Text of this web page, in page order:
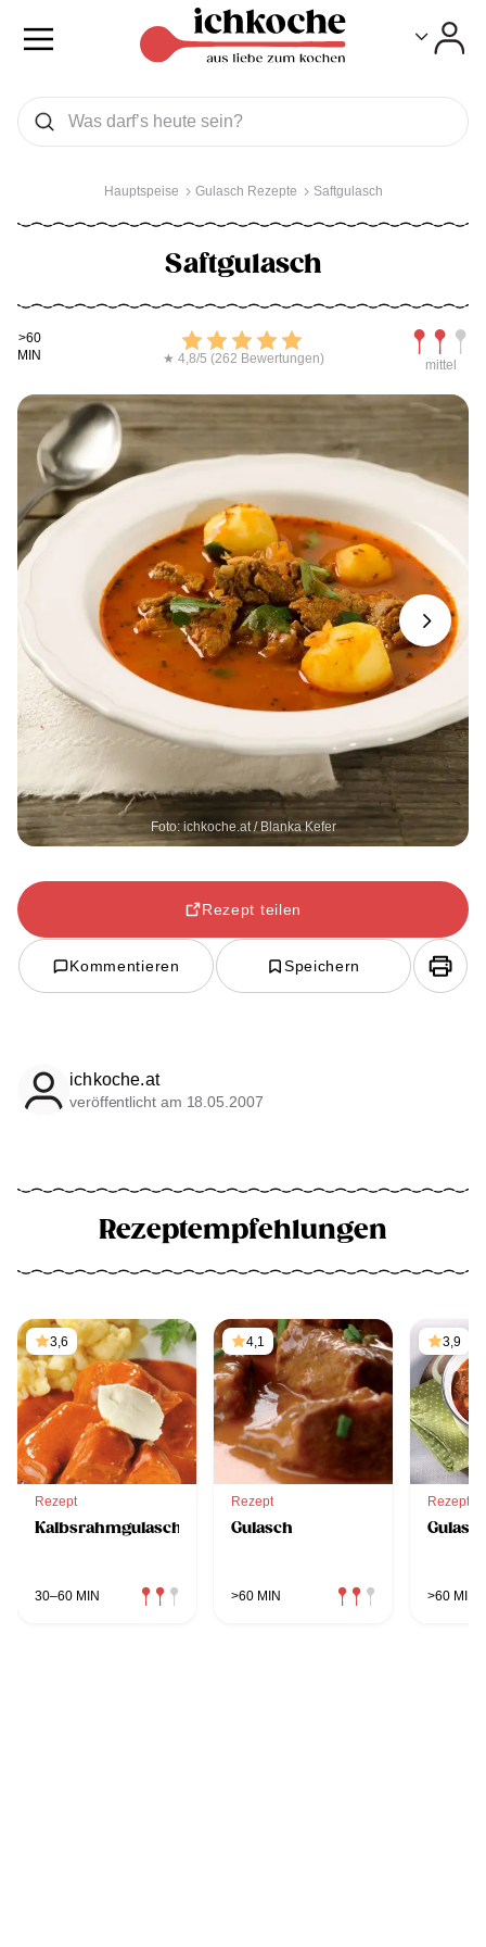
Was wollen Sie suchen
Suchen
Hauptspeise Gulasch Rezepte Saftgulasch
Saftgulasch
Kochdauer
>60
MIN
Bewerten
★ 4,8/5 (262 Bewertungen) mittel
Foto: ichkoche.at / Blanka Kefer
Next
Rezept teilen
Kommentieren Speichern
ichkoche.at
veröffentlicht am 18.05.2007
Rezeptempfehlungen
3,6
Rezept
Kalbsrahmgulasch
30–60 MIN
4,1
Rezept
Gulasch
>60 MIN
3,9
Rezept
>60 MIN